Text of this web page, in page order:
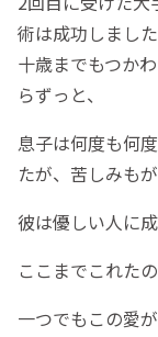
術は成功しまし
十歳までもつか
らずっと、
息子は何度も何
たが、苦しみも
彼は優しい人に
ここまでこれた
一つでもこの愛